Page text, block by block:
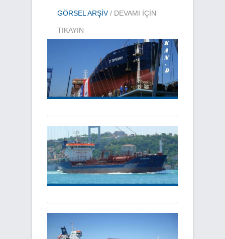
GÖRSEL ARŞIV/ DEVAMI IÇIN
TIKAYIN